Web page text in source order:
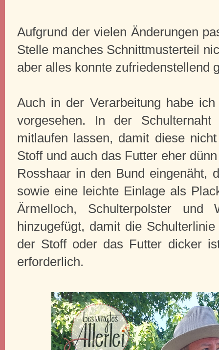
Aufgrund der vielen Änderungen
Stelle manches Schnittmusterteil
aber alles konnte zufriedenstellend
Auch in der Verarbeitung habe
vorgesehen. In der
mitlaufen lassen, damit diese
Stoff und auch das Futter eher
Rosshaar in den Bund eingenäht,
sowie eine leichte Einlage als
Ärmelloch, Schulterpolster und
hinzugefügt, damit die
der Stoff oder das Futter dicker
erforderlich.